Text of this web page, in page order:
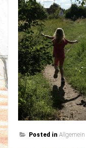
Posted in Allgemein